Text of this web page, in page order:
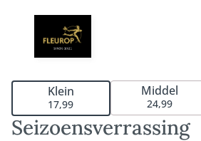
Seizoensverrassing
Klein
17,99
Middel
24,99